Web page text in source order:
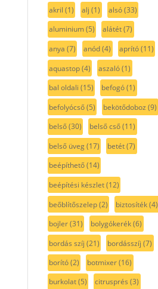
akril (1) alj (1) alsó(33)
aluminium(5) alátét(7)
anya (7) anód(4) aprító(11)
aquastop(4) aszaló(1)
bal oldali (15) befogó(1)
befolyócső(5) bekötődoboz (9)
belső(30) belső cső(11)
belső üveg(17) betét(7)
beépíthető(14)
beépítési készlet(12)
beőblítőszelep(2) biztosíték(4)
bojler(31) bolygókerék(6)
bordás szíj (21) bordásszíj (7)
borító(2) botmixer(16)
burkolat(5) citrusprés (3)